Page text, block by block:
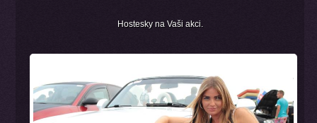
Hostesky na Vaši akci.